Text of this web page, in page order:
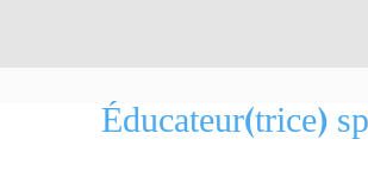
Éducateur(trice)